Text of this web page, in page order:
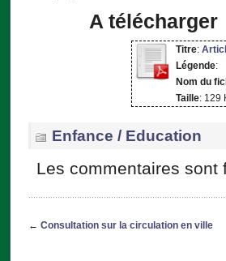
A télécharger
Titre:
Légende:
Nom du
Taille: 129
Enfance / Education
Les commentaires sont
← Consultation sur la circulation en ville